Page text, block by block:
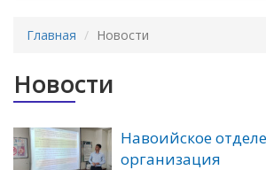
Главная Новости
Новости
Навоийское
организация